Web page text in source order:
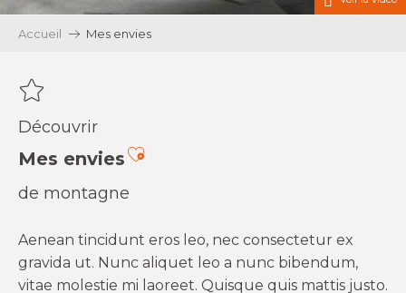
Accueil Mes envies
Découvrir
Mes enviesAjouter aux favoris
de montagne
Aenean tincidunt eros leo, nec consectetur ex
gravida ut. Nunc aliquet leo a nunc bibendum,
vitae molestie mi laoreet. Quisque quis mattis justo.